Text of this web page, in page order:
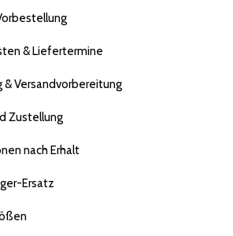
& Liefertermine
& Versandvorbereitung
Zustellung
nach Erhalt
Ersatz